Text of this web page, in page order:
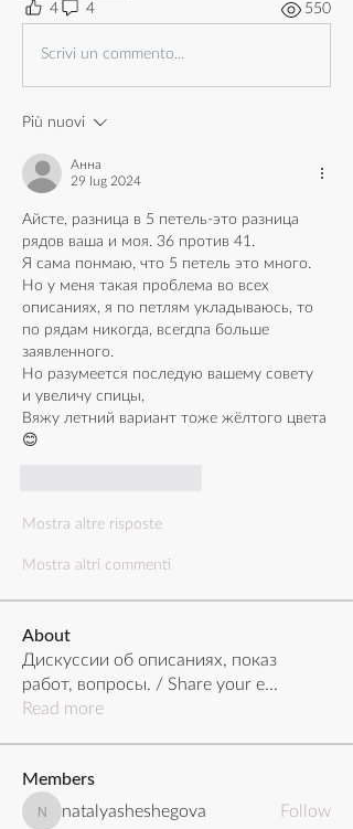
4 4 550
Scrivi un commento...
Più nuovi
Анна
29 lug 2024
Айсте, разница в 5 петель-это разница
рядов ваша и моя. 36 против 41.
Я сама понмаю, что 5 петель это много.
Но у меня такая проблема во всех
описаниях, я по петлям укладываюсь, то
по рядам никогда, всегдпа больше
заявленного.
Но разумеется последую вашему совету
и увеличу спицы,
Вяжу летний вариант тоже жёлтого цвета
😊
Mostra altre risposte
Mostra altri commenti
About
Дискуссии об описаниях, показ
работ, вопросы. / Share your e...
Read more
Members
natalyasheshegova
natalyasheshegova Follow